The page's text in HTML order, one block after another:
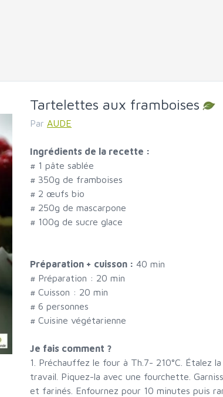
Tartelettes aux framboises
Par AUDE
Ingrédients de la recette :
# 1 pâte sablée
# 350g de framboises
# 2 œufs bio
# 250g de mascarpone
# 100g de sucre glace
Préparation + cuisson : 40 min
# Préparation : 20 min
# Cuisson : 20 min
# 6 personnes
# Cuisine végétarienne
Je fais comment ?
1. Préchauffez le four à Th.7- 210°C. Étalez
travail. Piquez-la avec une fourchette.
et farinés. Enfournez pour 10 minutes puis